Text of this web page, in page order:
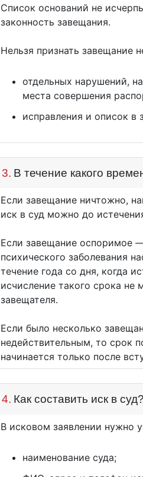
Список оснований не
законность завещания.
Нельзя признать завещание
отдельных нарушений,
места совершения
исправления и описок в
3. В течение какого
Если завещание ничтожно,
иск в суд можно до
Если завещание оспоримое
психического заболевания
течение года со дня, когда
исчисление такого срока
завещателя.
Если было несколько
недействительным, то срок
начинается только после
4. Как составить иск в суд?
В исковом заявлении нужно
наименование суда;